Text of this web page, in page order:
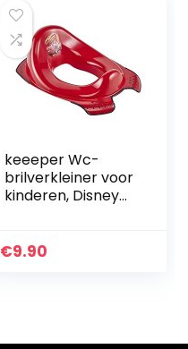
keeeper Wc-
brilverkleiner voor
kinderen, Disney
antislip, Ewa,
€9.90